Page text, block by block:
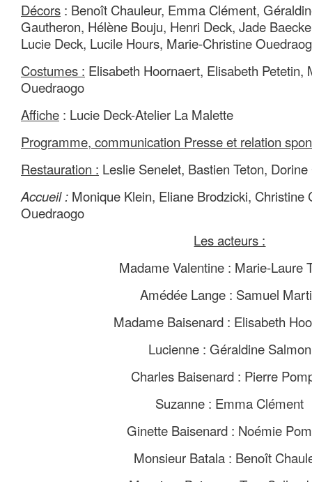
Décors : Benoît Chauleur, Emma Clément,
Gautheron, Hélène Bouju, Henri Deck, Jade
Lucie Deck, Lucile Hours, Marie-Christine
Costumes : Elisabeth Hoornaert, Elisabeth Petetin,
Ouedraogo
Affiche : Lucie Deck-Atelier La Malette
Programme, communication Presse et relation
Restauration : Leslie Senelet, Bastien Teton,
Accueil : Monique Klein, Eliane Brodzicki, Christine
Ouedraogo
Les acteurs :
Madame Valentine : Marie-Laure
Amédée Lange : Samuel
Madame Baisenard : Elisabeth
Lucienne : Géraldine Salmon
Charles Baisenard : Pierre
Suzanne : Emma Clément
Ginette Baisenard : Noémie
Monsieur Batala : Benoît